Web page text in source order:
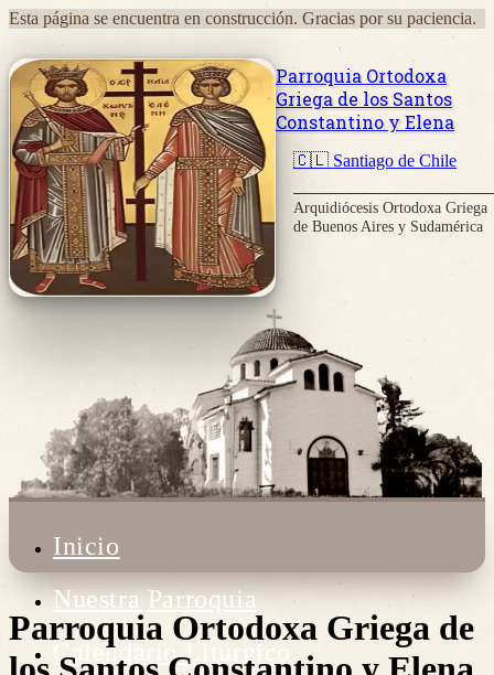
Esta página se encuentra en construcción. Gracias por su paciencia.
Parroquia Ortodoxa
Griega de los Santos
Constantino y Elena
🇨🇱 Santiago de Chile
Arquidiócesis Ortodoxa Griega
de Buenos Aires y Sudamérica
Inicio
Nuestra Parroquia
Calendario Litúrgico
Parroquia Ortodoxa Griega de